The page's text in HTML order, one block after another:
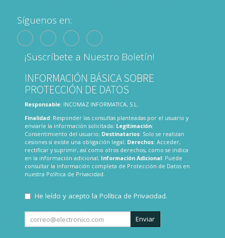
Síguenos en:
¡Suscríbete a Nuestro Boletín!
INFORMACIÓN BÁSICA SOBRE
PROTECCIÓN DE DATOS
Responsable: INCOMAZ INFORMATICA, S.L.
Finalidad: Responder las consultas planteadas por el usuario y
enviarle la información solicitada; Legitimación:
Consentimiento del usuario; Destinatarios: Solo se realizan
cesiones si existe una obligación legal; Derechos: Acceder,
rectificar y suprimir, así como otros derechos, como se indica
en la información adicional; Información Adicional: Puede
consultar la información completa de Protección de Datos en
nuestra Política de Privacidad
He leído y acepto la Política de Privacidad.
Enviar